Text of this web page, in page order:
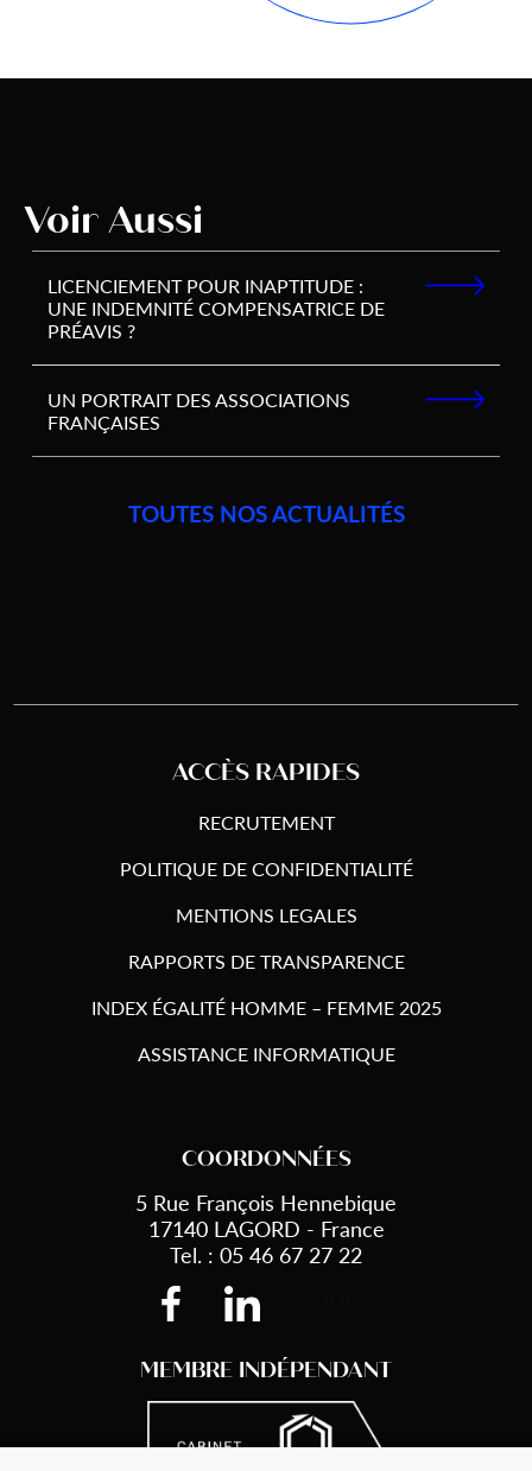
Voir Aussi
LICENCIEMENT POUR INAPTITUDE :
UNE INDEMNITÉ COMPENSATRICE DE
PRÉAVIS ?
UN PORTRAIT DES ASSOCIATIONS
FRANÇAISES
TOUTES NOS ACTUALITÉS
ACCÈS RAPIDES
RECRUTEMENT
POLITIQUE DE CONFIDENTIALITÉ
MENTIONS LEGALES
RAPPORTS DE TRANSPARENCE
INDEX ÉGALITÉ HOMME – FEMME 2025
ASSISTANCE INFORMATIQUE
COORDONNÉES
5 Rue François Hennebique
17140 LAGORD - France
Tel. : 05 46 67 27 22
MEMBRE INDÉPENDANT